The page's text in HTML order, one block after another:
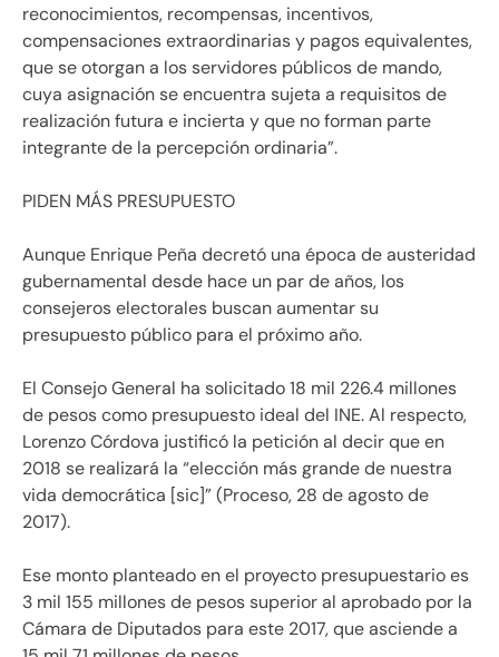
reconocimientos, recompensas, incentivos,
compensaciones extraordinarias y pagos equivalentes,
que se otorgan a los servidores públicos de mando,
cuya asignación se encuentra sujeta a requisitos de
realización futura e incierta y que no forman parte
integrante de la percepción ordinaria”.
PIDEN MÁS PRESUPUESTO
Aunque Enrique Peña decretó una época de austeridad
gubernamental desde hace un par de años, los
consejeros electorales buscan aumentar su
presupuesto público para el próximo año.
El Consejo General ha solicitado 18 mil 226.4 millones
de pesos como presupuesto ideal del INE. Al respecto,
Lorenzo Córdova justificó la petición al decir que en
2018 se realizará la “elección más grande de nuestra
vida democrática [sic]” (Proceso, 28 de agosto de
2017).
Ese monto planteado en el proyecto presupuestario es
3 mil 155 millones de pesos superior al aprobado por la
Cámara de Diputados para este 2017, que asciende a